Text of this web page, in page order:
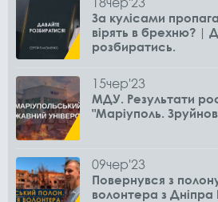
За кулісами
вірять в брехню? |
розбиратись.
15чер'23
МДУ. Результати
"Маріуполь.
09чер'23
Повернувся з
волонтера з Дніпра